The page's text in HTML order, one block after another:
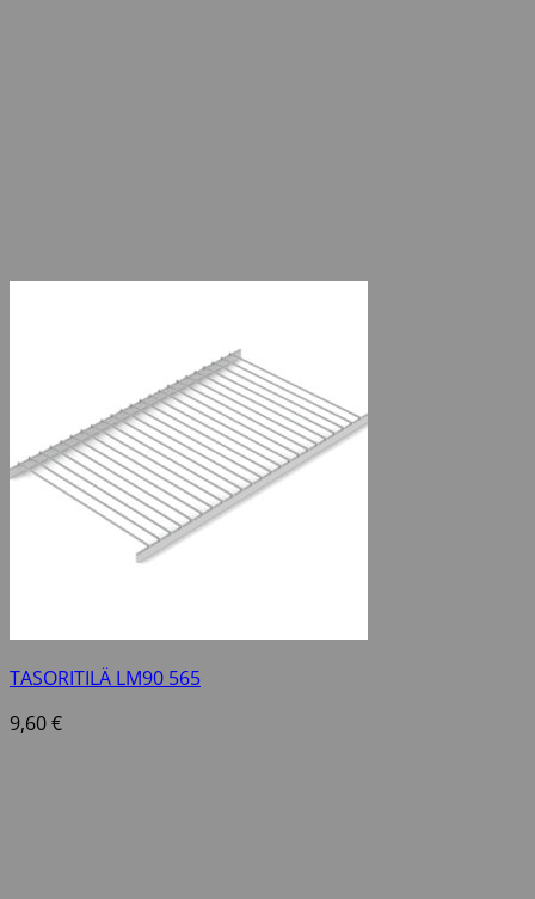
TASORITILÄ LM90 565
9,60€